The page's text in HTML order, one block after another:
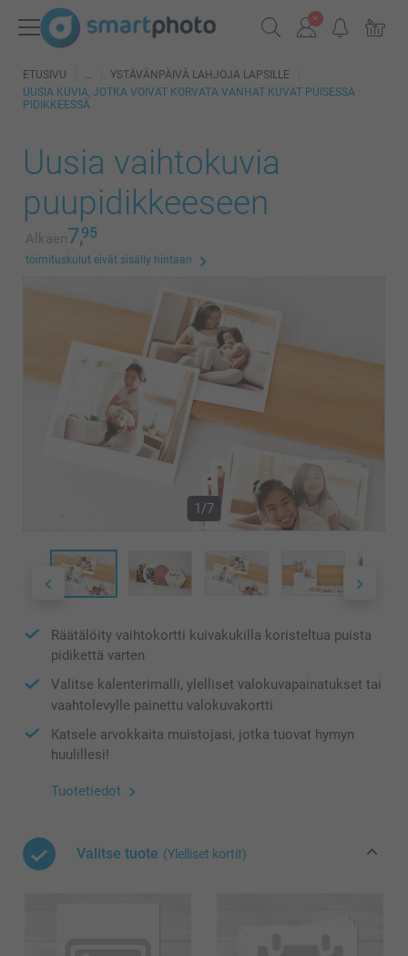
ETUSIVU
YSTÄVÄNPÄIVÄ LAHJOJA LAPSILLE
UUSIA KUVIA, JOTKA VOIVAT KORVATA VANHAT KUVAT PUISESSA
PIDIKKEESSÄ
Uusia vaihtokuvia
puupidikkeeseen
Alkaen7,95
toimituskulut eivät sisälly hintaan
1/7
Räätälöity vaihtokortti kuivakukilla koristeltua puista
pidikettä varten
Valitse kalenterimalli, ylelliset valokuvapainatukset tai
vaahtolevylle painettu valokuvakortti
Katsele arvokkaita muistojasi, jotka tuovat hymyn
huulillesi!
Tuotetiedot
Valitse tuote (Ylelliset kortit)